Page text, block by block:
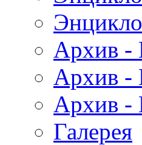
Архив -
Архив -
Архив -
Галерея